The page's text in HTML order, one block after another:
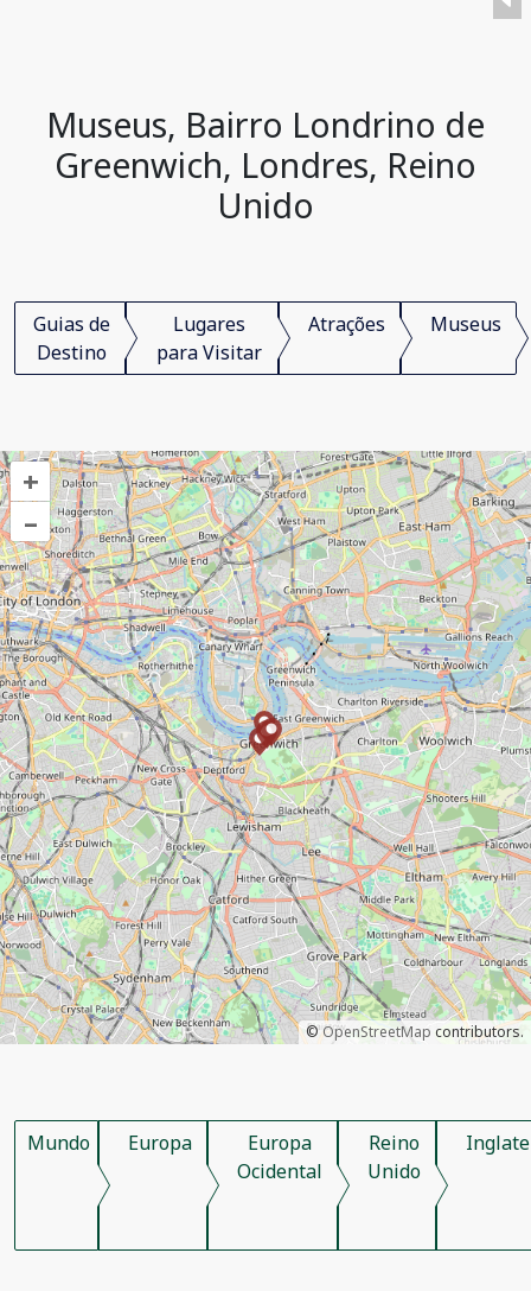
Museus, Bairro Londrino de
Greenwich, Londres, Reino
Unido
Guias de
Destino
Lugares
para Visitar
Atrações Museus
+
–
©OpenStreetMap contributors.
Mundo Europa
Europa
Ocidental
Reino
Unido